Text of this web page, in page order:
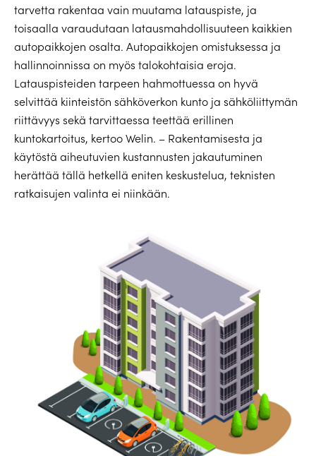
tarvetta rakentaa vain muutama latauspiste, ja
toisaalla varaudutaan latausmahdollisuuteen kaikkien
autopaikkojen osalta. Autopaikkojen omistuksessa ja
hallinnoinnissa on myös talokohtaisia eroja.
Latauspisteiden tarpeen hahmottuessa on hyvä
selvittää kiinteistön sähköverkon kunto ja sähköliittymän
riittävyys sekä tarvittaessa teettää erillinen
kuntokartoitus, kertoo Welin. – Rakentamisesta ja
käytöstä aiheutuvien kustannusten jakautuminen
herättää tällä hetkellä eniten keskustelua, teknisten
ratkaisujen valinta ei niinkään.